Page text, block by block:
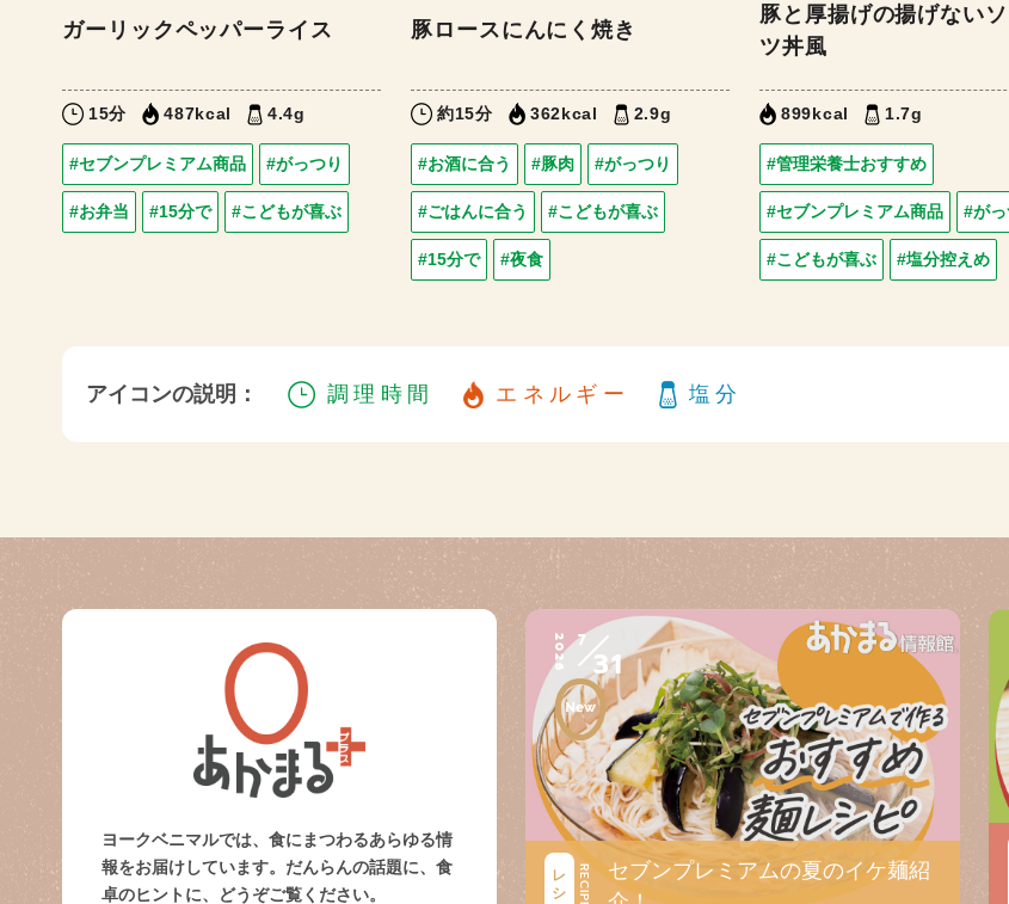
ガーリックペッパーライス
15分 487kcal 4.4g
#セブンプレミアム商品 #がっつり
#お弁当 #15分で #こどもが喜ぶ
豚ロースにんにく焼き
約15分 362kcal 2.9g
#お酒に合う #豚肉 #がっつり
#ごはんに合う #こどもが喜ぶ
#15分で #夜食
豚と厚揚げの揚げない
ツ丼風
899kcal 1.7g
#管理栄養士おすすめ
#セブンプレミアム商品 #がっ
#こどもが喜ぶ #塩分控えめ
アイコンの説明： 調理時間 エネルギー 塩分
ヨークベニマルでは、食にまつわるあらゆる情
報をお届けしています。だんらんの話題に、食
卓のヒントに、どうぞご覧ください。
2026 7
31
レシピ RECIPE
セブンプレミアムの夏のイケ麺紹